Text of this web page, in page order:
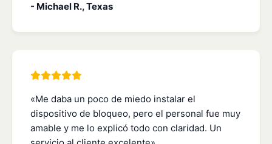
- Michael R., Texas
«Me daba un poco de miedo instalar el
dispositivo de bloqueo, pero el personal fue muy
amable y me lo explicó todo con claridad. Un